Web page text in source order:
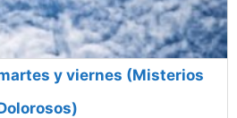
y viernes (Misterios